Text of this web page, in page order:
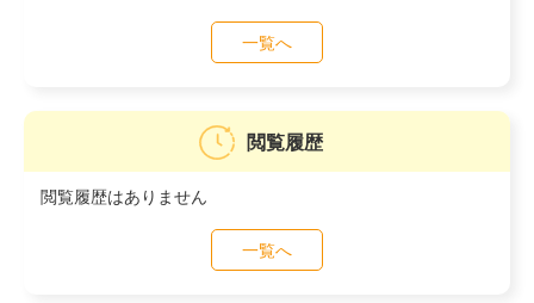
一覧へ
閲覧履歴
閲覧履歴はありません
一覧へ